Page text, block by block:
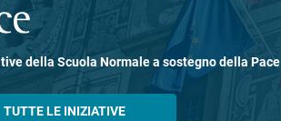
della Scuola Normale a sostegno della Pace
TUTTE LE INIZIATIVE